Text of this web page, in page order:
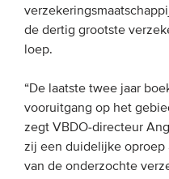
WIE
de dertig grootste
loep.
“De laatste twee jaar
vooruitgang op het
zegt VBDO-directeur
zij een duidelijke oproep
van de onderzochte